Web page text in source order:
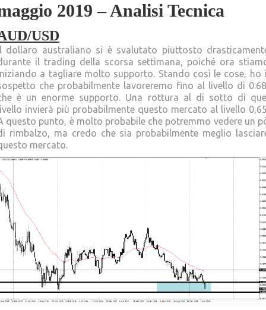
2019 – Analisi Tecnica
USD
dollaro australiano si è svalutato piuttosto
il trading della scorsa settimana, poiché ora
a tagliare molto supporto. Stando così le cose, ho
che probabilmente lavoreremo fino al livello di
è un enorme supporto. Una rottura al di sotto di
invierà più probabilmente questo mercato al livello
questo punto, è molto probabile che potremmo vedere un
rimbalzo, ma credo che sia probabilmente meglio
mercato.